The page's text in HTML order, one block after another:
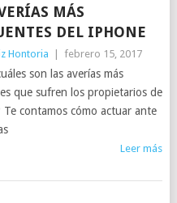
MÁS
DEL IPHONE
Hontoria febrero 15, 2017
son las averías más
que sufren los propietarios de
contamos cómo actuar ante
Leer más